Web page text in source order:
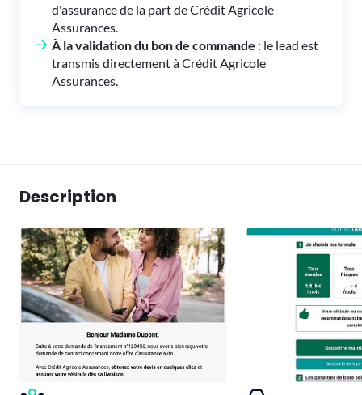
d'assurance de la part de Crédit Agricole
Assurances.
À la validation du bon de commande : le lead est
transmis directement à Crédit Agricole
Assurances.
Description